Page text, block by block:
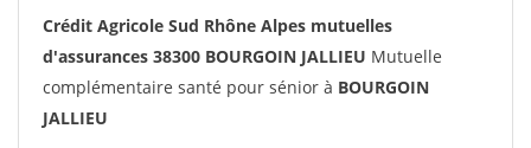
Crédit Agricole Sud Rhône Alpes mutuelles
d'assurances 38300 BOURGOIN JALLIEU Mutuelle
complémentaire santé pour sénior à BOURGOIN
JALLIEU